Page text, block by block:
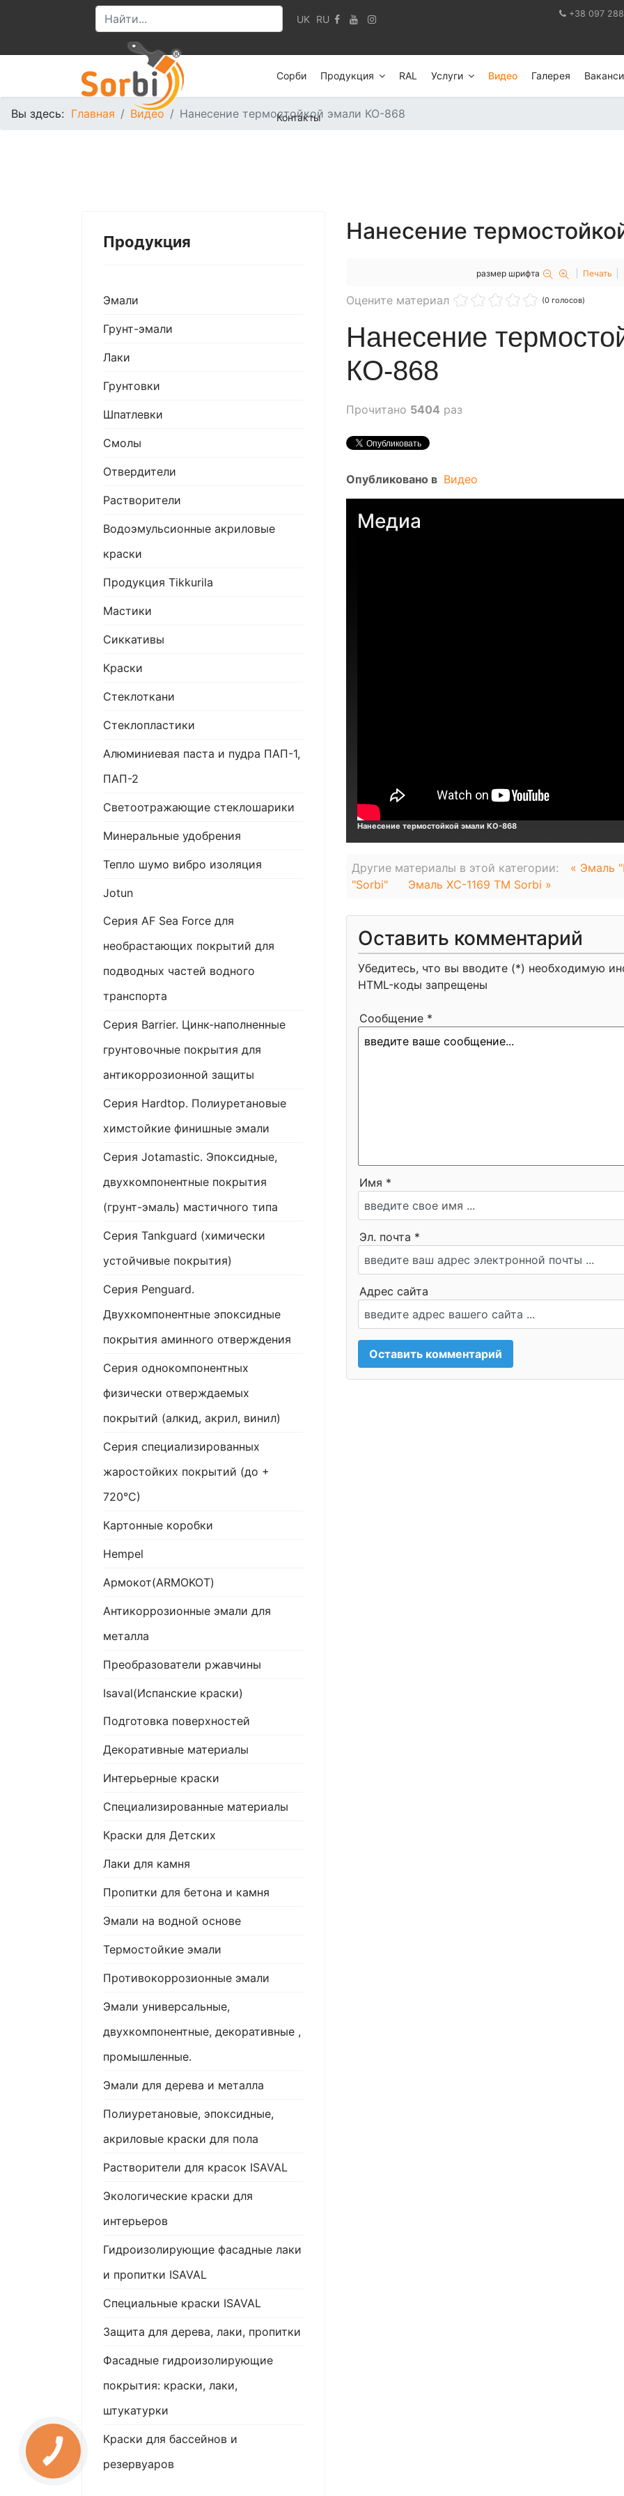
UK RU +38 097
Сорби Продукция RAL Услуги Видео Галерея
Контакты
Вы здесь: Главная Видео Нанесение термостойкой эмали КО-868
Продукция
Эмали
Грунт-эмали
Лаки
Грунтовки
Шпатлевки
Смолы
Отвердители
Растворители
Водоэмульсионные акриловые
краски
Продукция Tikkurila
Мастики
Сиккативы
Краски
Стеклоткани
Стеклопластики
Алюминиевая паста и пудра ПАП-1,
ПАП-2
Светоотражающие стеклошарики
Минеральные удобрения
Тепло шумо вибро изоляция
Jotun
Серия AF Sea Force для
необрастающих покрытий для
подводных частей водного
транспорта
Серия Barrier. Цинк-наполненные
грунтовочные покрытия для
антикоррозионной защиты
Серия Hardtop. Полиуретановые
химстойкие финишные эмали
Серия Jotamastic. Эпоксидные,
двухкомпонентные покрытия
(грунт-эмаль) мастичного типа
Серия Tankguard (химически
устойчивые покрытия)
Серия Penguard.
Двухкомпонентные эпоксидные
покрытия аминного отверждения
Серия однокомпонентных
физически отверждаемых
покрытий (алкид, акрил, винил)
Серия специализированных
жаростойких покрытий (до +
720°С)
Картонные коробки
Hempel
Армокот(ARMOKOT)
Антикоррозионные эмали для
металла
Преобразователи ржавчины
Isaval(Испанские краски)
Подготовка поверхностей
Декоративные материалы
Интерьерные краски
Специализированные материалы
Краски для Детских
Лаки для камня
Пропитки для бетона и камня
Эмали на водной основе
Термостойкие эмали
Противокоррозионные эмали
Эмали универсальные,
двухкомпонентные, декоративные ,
промышленные.
Эмали для дерева и металла
Полиуретановые, эпоксидные,
акриловые краски для пола
Растворители для красок ISAVAL
Экологические краски для
интерьеров
Гидроизолирующие фасадные лаки
и пропитки ISAVAL
Специальные краски ISAVAL
Защита для дерева, лаки, пропитки
Фасадные гидроизолирующие
покрытия: краски, лаки,
штукатурки
Краски для бассейнов и
резервуаров
Нанесение
размер шрифта Печать
Оцените материал (0 голосов)
Нанесение
КО-868
Прочитано 5404 раз
Опубликовано в Видео
Медиа
Нанесение термостойкой эмали КО-868
Другие материалы в этой категории:
« Эмаль
"Sorbi"
Эмаль ХС-1169 TM Sorbi »
Оставить комментарий
Убедитесь, что вы вводите (*) необходимую
HTML-коды запрещены
Сообщение *
Имя *
Эл. почта *
Адрес сайта